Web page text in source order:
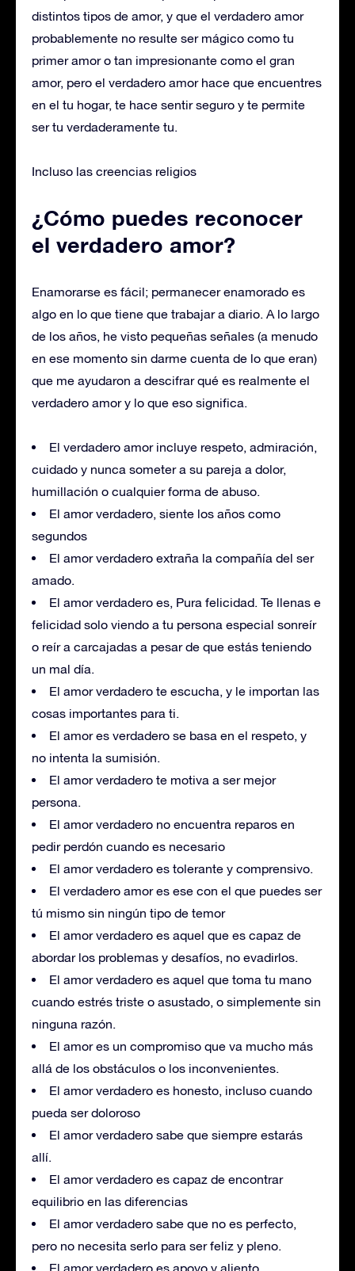
distintos tipos de amor, y que el verdadero amor
probablemente no resulte ser mágico como tu
primer amor o tan impresionante como el gran
amor, pero el verdadero amor hace que encuentres
en el tu hogar, te hace sentir seguro y te permite
ser tu verdaderamente tu.
Incluso las creencias religios
¿Cómo puedes reconocer
el verdadero amor?
Enamorarse es fácil; permanecer enamorado es
algo en lo que tiene que trabajar a diario. A lo largo
de los años, he visto pequeñas señales (a menudo
en ese momento sin darme cuenta de lo que eran)
que me ayudaron a descifrar qué es realmente el
verdadero amor y lo que eso significa.
El verdadero amor incluye respeto, admiración,
cuidado y nunca someter a su pareja a dolor,
humillación o cualquier forma de abuso.
El amor verdadero, siente los años como
segundos
El amor verdadero extraña la compañía del ser
amado.
El amor verdadero es, Pura felicidad. Te llenas e
felicidad solo viendo a tu persona especial sonreír
o reír a carcajadas a pesar de que estás teniendo
un mal día.
El amor verdadero te escucha, y le importan las
cosas importantes para ti.
El amor es verdadero se basa en el respeto, y
no intenta la sumisión.
El amor verdadero te motiva a ser mejor
persona.
El amor verdadero no encuentra reparos en
pedir perdón cuando es necesario
El amor verdadero es tolerante y comprensivo.
El verdadero amor es ese con el que puedes ser
tú mismo sin ningún tipo de temor
El amor verdadero es aquel que es capaz de
abordar los problemas y desafíos, no evadirlos.
El amor verdadero es aquel que toma tu mano
cuando estrés triste o asustado, o simplemente sin
ninguna razón.
El amor es un compromiso que va mucho más
allá de los obstáculos o los inconvenientes.
El amor verdadero es honesto, incluso cuando
pueda ser doloroso
El amor verdadero sabe que siempre estarás
allí.
El amor verdadero es capaz de encontrar
equilibrio en las diferencias
El amor verdadero sabe que no es perfecto,
pero no necesita serlo para ser feliz y pleno.
El amor verdadero es apoyo y aliento